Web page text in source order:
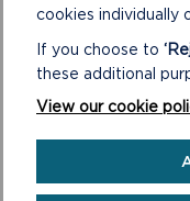
cookies individually
If you choose to
these additional
View our cookie